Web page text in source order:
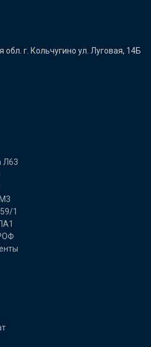
г. Кольчугино ул. Луговая, 14Б
Л63
1